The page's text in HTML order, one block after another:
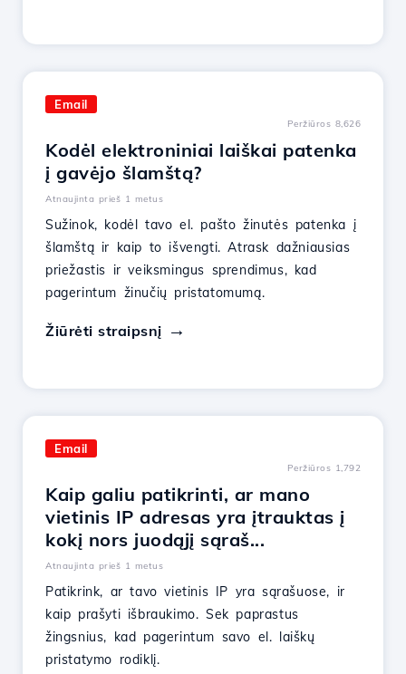
Email
Peržiūros 8,626
Kodėl elektroniniai laiškai patenka
į gavėjo šlamštą?
Atnaujinta prieš 1 metus
Sužinok, kodėl tavo el. pašto žinutės patenka į
šlamštą ir kaip to išvengti. Atrask dažniausias
priežastis ir veiksmingus sprendimus, kad
pagerintum žinučių pristatomumą.
Žiūrėti straipsnį
Email
Peržiūros 1,792
Kaip galiu patikrinti, ar mano
vietinis IP adresas yra įtrauktas į
kokį nors juodąjį sąraš...
Atnaujinta prieš 1 metus
Patikrink, ar tavo vietinis IP yra sąrašuose, ir
kaip prašyti išbraukimo. Sek paprastus
žingsnius, kad pagerintum savo el. laiškų
pristatymo rodiklį.